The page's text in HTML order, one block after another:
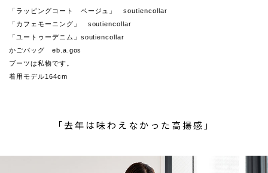
「ラッピングコート ベージュ」 soutiencollar
「カフェモーニング」 soutiencollar
「ユートゥーデニム」soutiencollar
かごバッグ eb.a.gos
ブーツは私物です。
着用モデル164cm
「去年は味わえなかった高揚感」